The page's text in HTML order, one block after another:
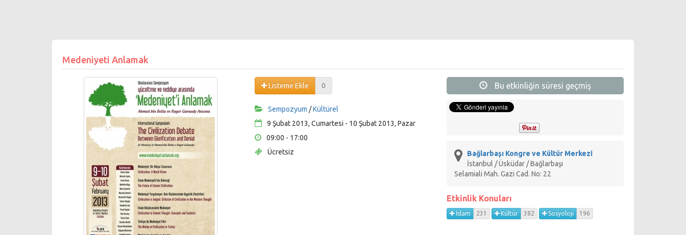
Medeniyeti Anlamak
Listeme Ekle 0
Sempozyum /Kültürel
9 Şubat 2013, Cumartesi - 10 Şubat 2013, Pazar
09:00 - 17:00
Ücretsiz
Bu etkinliğin süresi geçmiş
Bağlarbaşı Kongre ve Kültür Merkezi
İstanbul / Üsküdar / Bağlarbaşı
Selamiali Mah. Gazi Cad. No: 22
Etkinlik Konuları
İslam 231 Kültür 382 Sosyoloji 196